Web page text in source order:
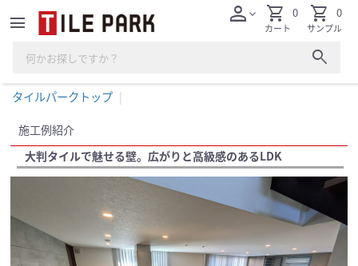
menu
search
personexpand_more shopping_cart
カート
0 shopping_cart
サンプル
0
タイルパークトップ
施工例紹介
大判タイルで魅せる壁。広がりと高級感のあるLDK